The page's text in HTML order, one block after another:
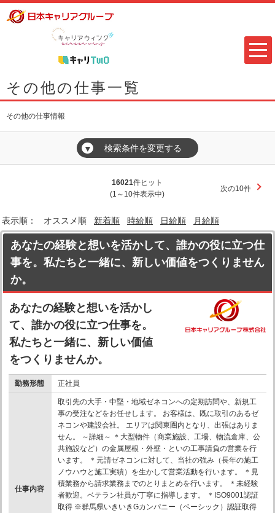
その他の仕事一覧
その他の仕事情報
▼ 検索条件を変更する
16021件ヒット
(1～10件表示中)
次の10件
表示順： オススメ順 新着順 時給順 日給順 月給順
あなたの経験と想いを活かして、誰かの役に立つ仕
事を。私たちと一緒に、新しい価値をつくりません
か。
あなたの経験と想いを活かし
て、誰かの役に立つ仕事を。
私たちと一緒に、新しい価値
をつくりませんか。
勤務形態 正社員
仕事内容
取引先の大手・中堅・地域ゼネコンへの定期訪問や、新規工
事の受注などをお任せします。 お客様は、既に取引のあるゼ
ネコンや建設会社。 エリアは関東圏内となり、出張はありま
せん。 ～詳細～ ＊大型物件（商業施設、工場、物流倉庫、公
共施設など）の金属屋根・外壁・といの工事請負の営業を行
います。 ＊元請ゼネコンに対して、当社の強み（長年の施工
ノウハウと施工実績）を生かして営業活動を行います。 ＊見
積業務から請求業務までのとりまとめを行います。 ＊未経験
者歓迎。ベテラン社員が丁寧に指導します。 ＊ISO9001認証
取得 ※群馬県いきいきGカンパニー（ベーシック）認証取得